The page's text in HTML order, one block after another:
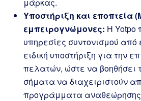
Υποστήριξη και εποπτεία
εμπειρογνώμονες: Η Yotpo
υπηρεσίες συντονισμού από
ειδική υποστήριξη για την
πελατών, ώστε να βοηθήσει
σήματα να διαχειριστούν
προγράμματα